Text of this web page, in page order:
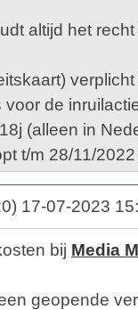
altijd het
voor de
(alleen in
t/m 28/11/2022
17-07-2023
bij Media
geopende